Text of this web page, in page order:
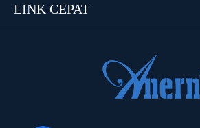
LINK CEPAT